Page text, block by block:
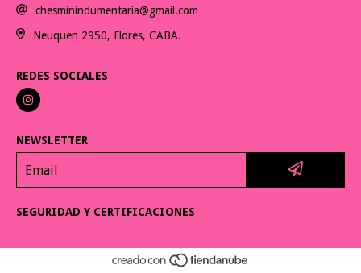
chesminindumentaria@gmail.com
Neuquen 2950, Flores, CABA.
REDES SOCIALES
NEWSLETTER
SEGURIDAD Y CERTIFICACIONES